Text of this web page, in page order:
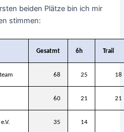
beiden Plätze bin ich mir
stimmen:
Gesatmt 6h Trail
68 25 18
60 21 21
35 14